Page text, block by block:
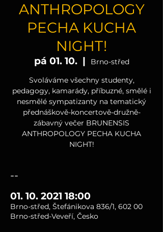
ANTHROPOLOGY
PECHA KUCHA
NIGHT!
pá 01. 10.
  |
Brno-střed
Svoláváme všechny studenty,
pedagogy, kamarády, příbuzné, smělé i
nesmělé sympatizanty na tematický
přednáškově-koncertově-družně-
zábavný večer BRUNENSIS
ANTHROPOLOGY PECHA KUCHA
NIGHT!
--
01. 10. 2021 18:00
Brno-střed, Štefánikova 836/1, 602 00
Brno-střed-Veveří, Česko